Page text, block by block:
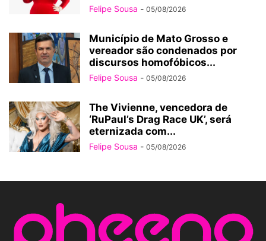
Felipe Sousa - 05/08/2026
Município de Mato Grosso e
vereador são condenados por
discursos homofóbicos...
Felipe Sousa - 05/08/2026
The Vivienne, vencedora de
‘RuPaul’s Drag Race UK’, será
eternizada com...
Felipe Sousa - 05/08/2026